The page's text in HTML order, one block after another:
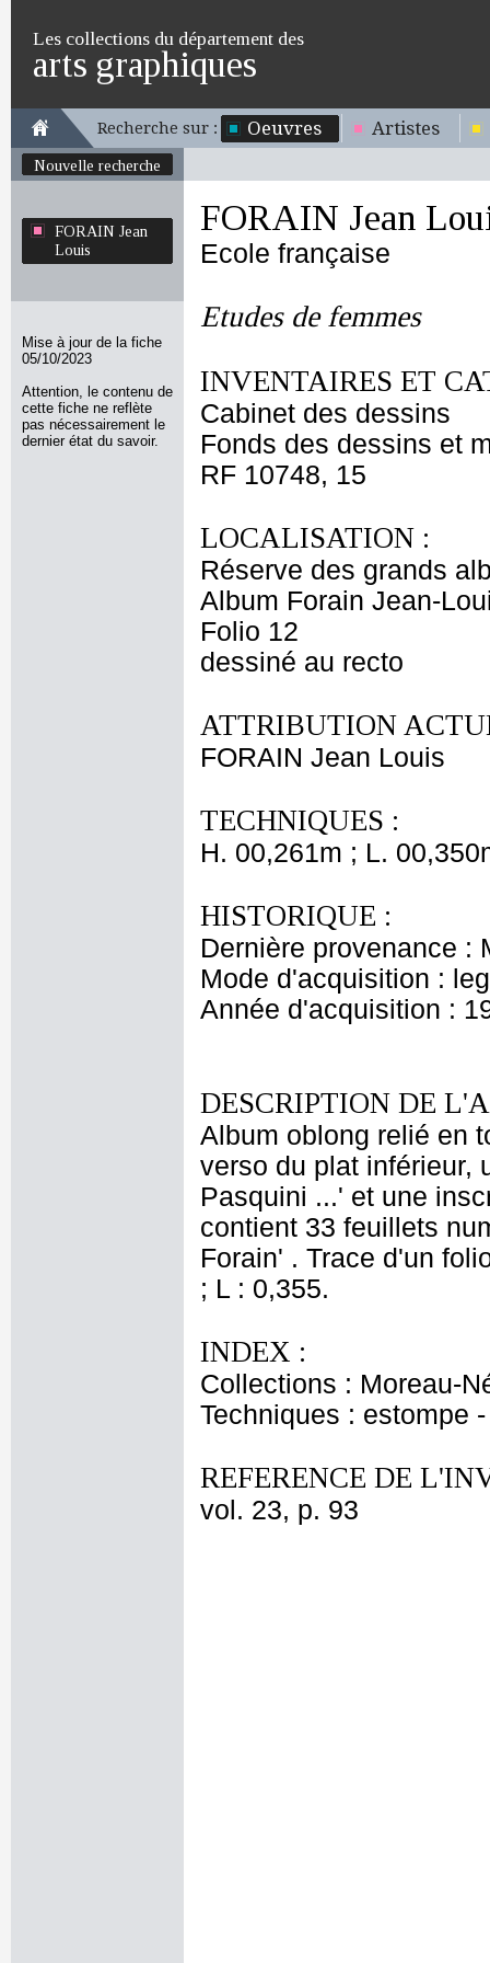
Les collections du département des
arts graphiques
Recherche sur : Oeuvres Artistes
Nouvelle recherche
FORAIN Jean
Louis
Mise à jour de la fiche
05/10/2023
Attention, le contenu de
cette fiche ne reflète
pas nécessairement le
dernier état du savoir.
FORAIN Jean
Ecole française
Etudes de femmes
INVENTAIRES ET
Cabinet des dessins
Fonds des dessins et
RF 10748, 15
LOCALISATION :
Réserve des grands
Album Forain Jean-
Folio 12
dessiné au recto
ATTRIBUTION
FORAIN Jean Louis
TECHNIQUES :
H. 00,261m ; L.
HISTORIQUE :
Dernière provenance :
Mode d'acquisition :
Année d'acquisition :
DESCRIPTION DE
Album oblong relié en
verso du plat inférieur,
Pasquini ...' et une
contient 33 feuillets
Forain' . Trace d'un
; L : 0,355.
INDEX :
Collections : Moreau-
Techniques : estompe
REFERENCE DE
vol. 23, p. 93